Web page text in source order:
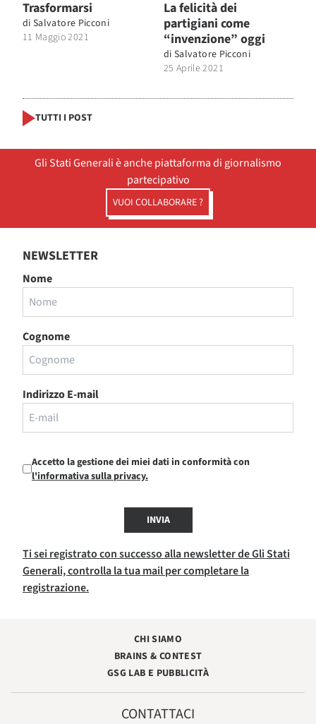
Trasformarsi
di Salvatore Picconi
11 Maggio 2021
La felicità dei
partigiani come
“invenzione” oggi
di Salvatore Picconi
25 Aprile 2021
TUTTI I POST
Gli Stati Generali è anche piattaforma di giornalismo
partecipativo
VUOI COLLABORARE ?
NEWSLETTER
Nome
Cognome
Indirizzo E-mail
Accetto la gestione dei miei dati in conformità con
l'informativa sulla privacy.
INVIA
Ti sei registrato con successo alla newsletter de Gli Stati
Generali, controlla la tua mail per completare la
registrazione.
CHI SIAMO
BRAINS & CONTEST
GSG LAB E PUBBLICITÀ
CONTATTACI